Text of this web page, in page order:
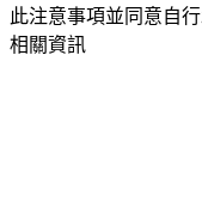
此注意事項並同意自
相關資訊